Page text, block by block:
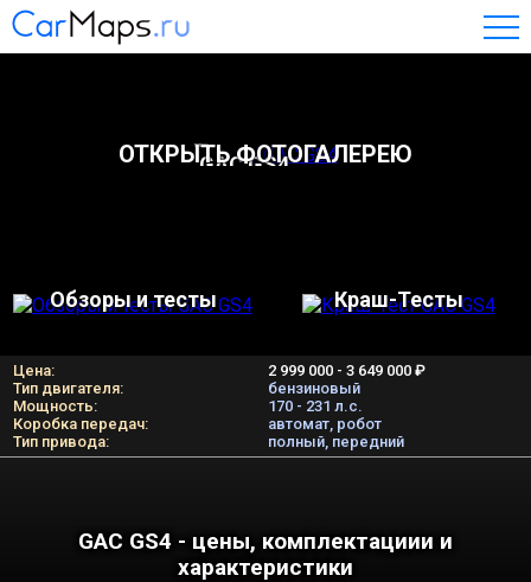
GAC GS4
ОТКРЫТЬ ФОТОГАЛЕРЕЮ
Обзоры и тесты Краш-Тесты
Цена:
2 999 000 - 3 649 000 ₽
Тип двигателя:
бензиновый
Мощность:
170 - 231 л.c.
Коробка передач:
автомат, робот
Тип привода:
полный, передний
GAC GS4 - цены, комплектациии и
характеристики